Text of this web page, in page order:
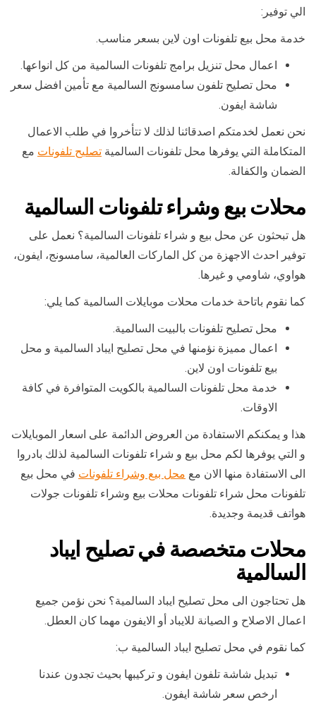
الي توفير:
خدمة محل بيع تلفونات اون لاين بسعر مناسب.
اعمال محل تنزيل برامج تلفونات السالمية من كل انواعها.
محل تصليح تلفون سامسونج السالمية مع تأمين افضل سعر
شاشة ايفون.
نحن نعمل لخدمتكم اصدقائنا لذلك لا تتأخروا في طلب الاعمال
المتكاملة التي يوفرها محل تلفونات السالمية تصليح تلفونات مع
الضمان والكفالة.
محلات بيع وشراء تلفونات السالمية
هل تبحثون عن محل بيع و شراء تلفونات السالمية؟ نعمل على
توفير احدث الاجهزة من كل الماركات العالمية، سامسونج، ايفون،
هواوي، شاومي و غيرها.
كما نقوم باتاحة خدمات محلات موبايلات السالمية كما يلي:
محل تصليح تلفونات بالبيت السالمية.
اعمال مميزة نؤمنها في محل تصليح ايباد السالمية و محل
بيع تلفونات اون لاين.
خدمة محل تلفونات السالمية بالكويت المتوافرة في كافة
الاوقات.
هذا و يمكنكم الاستفادة من العروض الدائمة على اسعار الموبايلات
و التي يوفرها لكم محل بيع و شراء تلفونات السالمية لذلك بادروا
الى الاستفادة منها الان مع محل بيع وشراء تلفونات في محل بيع
تلفونات محل شراء تلفونات محلات بيع وشراء تلفونات جولات
هواتف قديمة وجديدة.
محلات متخصصة في تصليح ايباد
السالمية
هل تحتاجون الى محل تصليح ايباد السالمية؟ نحن نؤمن جميع
اعمال الاصلاح و الصيانة للايباد أو الايفون مهما كان العطل.
كما نقوم في محل تصليح ايباد السالمية ب:
تبديل شاشة تلفون ايفون و تركيبها بحيث تجدون عندنا
ارخص سعر شاشة ايفون.